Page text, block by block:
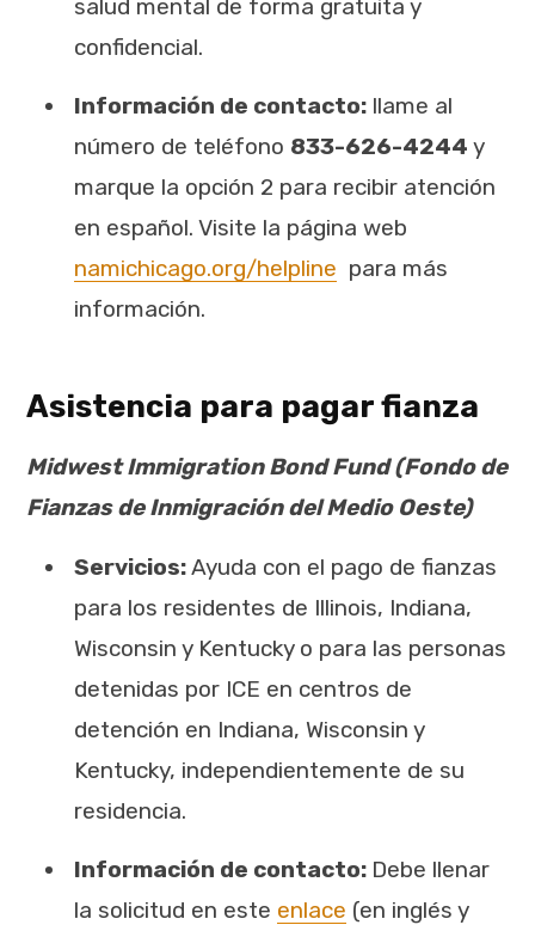
salud mental de forma gratuita y
confidencial.
Información de contacto: llame al
número de teléfono 833-626-4244 y
marque la opción 2 para recibir atención
en español. Visite la página web
namichicago.org/helpline para más
información.
Asistencia para pagar fianza
Midwest Immigration Bond Fund (Fondo de
Fianzas de Inmigración del Medio Oeste)
Servicios:Ayuda con el pago de fianzas
para los residentes de Illinois, Indiana,
Wisconsin y Kentucky o para las personas
detenidas por ICE en centros de
detención en Indiana, Wisconsin y
Kentucky, independientemente de su
residencia.
Información de contacto: Debe llenar
la solicitud en este enlace (en inglés y